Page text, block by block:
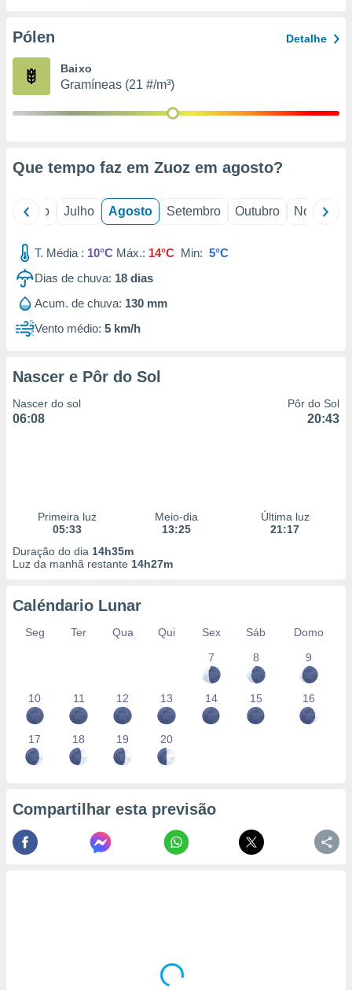
através
estudos
de
1199
Pólen Detalhe
Baixo
Gramíneas (21 #/m³)
Que tempo faz em Zuoz em agosto?
Junho Julho Agosto Setembro Outubro Novembro
T. Média : 10°C Máx.: 14°C Min: 5°C
Dias de chuva: 18 dias
Acum. de chuva: 130 mm
Vento médio: 5 km/h
Nascer e Pôr do Sol
Nascer do sol
06:08
Pôr do Sol
20:43
Primeira luz
05:33
Meio-dia
13:25
Última luz
21:17
Duração do dia 14h35m
Luz da manhã restante 14h27m
Caléndario Lunar
Seg Ter Qua Qui Sex Sáb
Domo
7
8 9
10 11 12 13 14 15 16
17 18 19 20
Compartilhar esta previsão